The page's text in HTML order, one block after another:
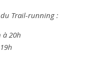
du Trail-running :
à 20h